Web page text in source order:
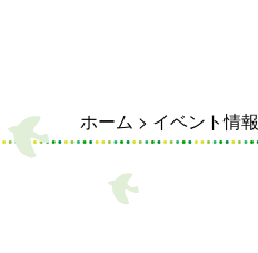
ホーム > イベント情報